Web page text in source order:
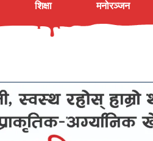
शिक्षा मनोरञ्जन